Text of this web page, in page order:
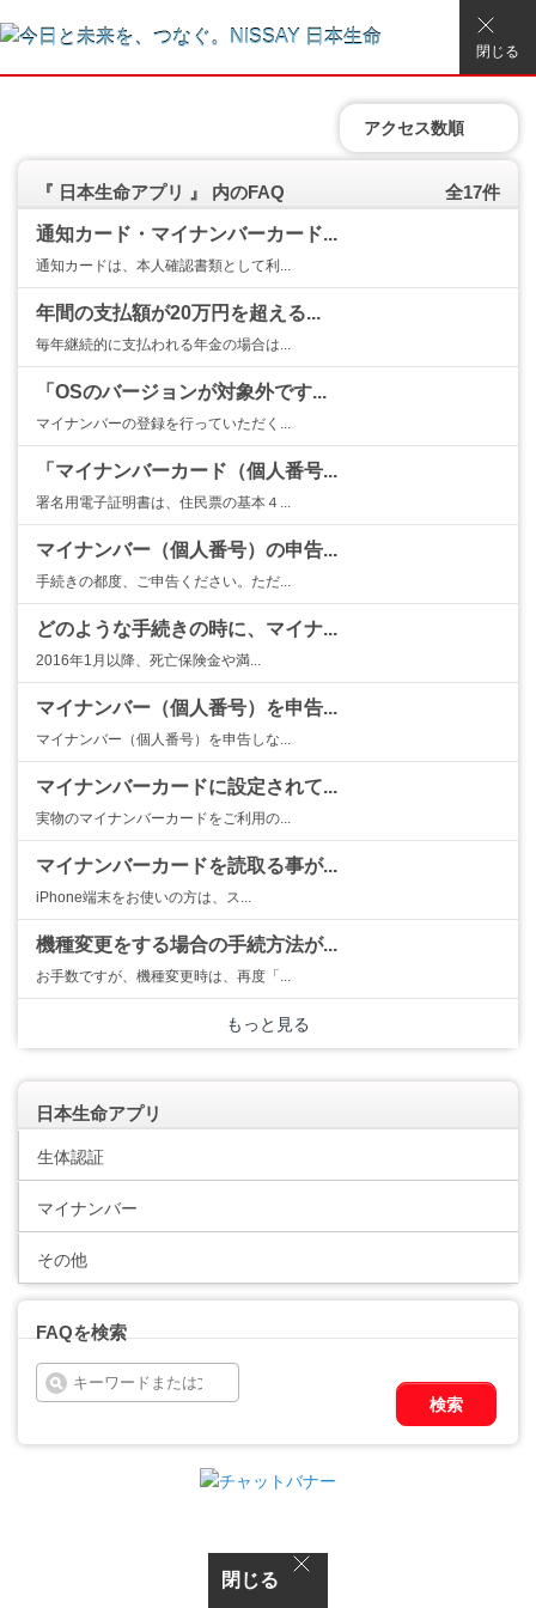
閉じる
アクセス数順
『 日本生命アプリ 』 内のFAQ 全17件
通知カード・マイナンバーカード...
通知カードは、本人確認書類として利...
年間の支払額が20万円を超える...
毎年継続的に支払われる年金の場合は...
「OSのバージョンが対象外です...
マイナンバーの登録を行っていただく...
「マイナンバーカード（個人番号...
署名用電子証明書は、住民票の基本４...
マイナンバー（個人番号）の申告...
手続きの都度、ご申告ください。ただ...
どのような手続きの時に、マイナ...
2016年1月以降、死亡保険金や満...
マイナンバー（個人番号）を申告...
マイナンバー（個人番号）を申告しな...
マイナンバーカードに設定されて...
実物のマイナンバーカードをご利用の...
マイナンバーカードを読取る事が...
iPhone端末をお使いの方は、ス...
機種変更をする場合の手続方法が...
お手数ですが、機種変更時は、再度「...
もっと見る
日本生命アプリ
生体認証
マイナンバー
その他
FAQを検索
検索
閉じる